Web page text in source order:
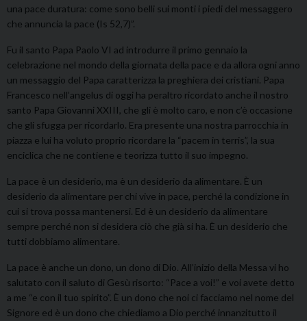
una pace duratura: come sono belli sui monti i piedi del messaggero
che annuncia la pace (Is 52,7)”.
Fu il santo Papa Paolo VI ad introdurre il primo gennaio la
celebrazione nel mondo della giornata della pace e da allora ogni anno
un messaggio del Papa caratterizza la preghiera dei cristiani. Papa
Francesco nell’angelus di oggi ha peraltro ricordato anche il nostro
santo Papa Giovanni XXIII, che gli è molto caro, e non c’è occasione
che gli sfugga per ricordarlo. Era presente una nostra parrocchia in
piazza e lui ha voluto proprio ricordare la “pacem in terris”, la sua
enciclica che ne contiene e teorizza tutto il suo impegno.
La pace è un desiderio, ma è un desiderio da alimentare. È un
desiderio da alimentare per chi vive in pace, perché la condizione in
cui si trova possa mantenersi. Ed è un desiderio da alimentare
sempre perché non si desidera ciò che già si ha. È un desiderio che
tutti dobbiamo alimentare.
La pace è anche un dono, un dono di Dio. All’inizio della Messa vi ho
salutato con il saluto di Gesù risorto: “Pace a voi!” e voi avete detto
a me “e con il tuo spirito”. È un dono che noi ci facciamo nel nome del
Signore ed è un dono che chiediamo a Dio perché innanzitutto il